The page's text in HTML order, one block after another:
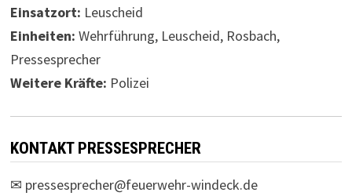
Einsatzort: Leuscheid
Einheiten: Wehrführung, Leuscheid, Rosbach,
Pressesprecher
Weitere Kräfte: Polizei
KONTAKT PRESSESPRECHER
✉ pressesprecher@feuerwehr-windeck.de